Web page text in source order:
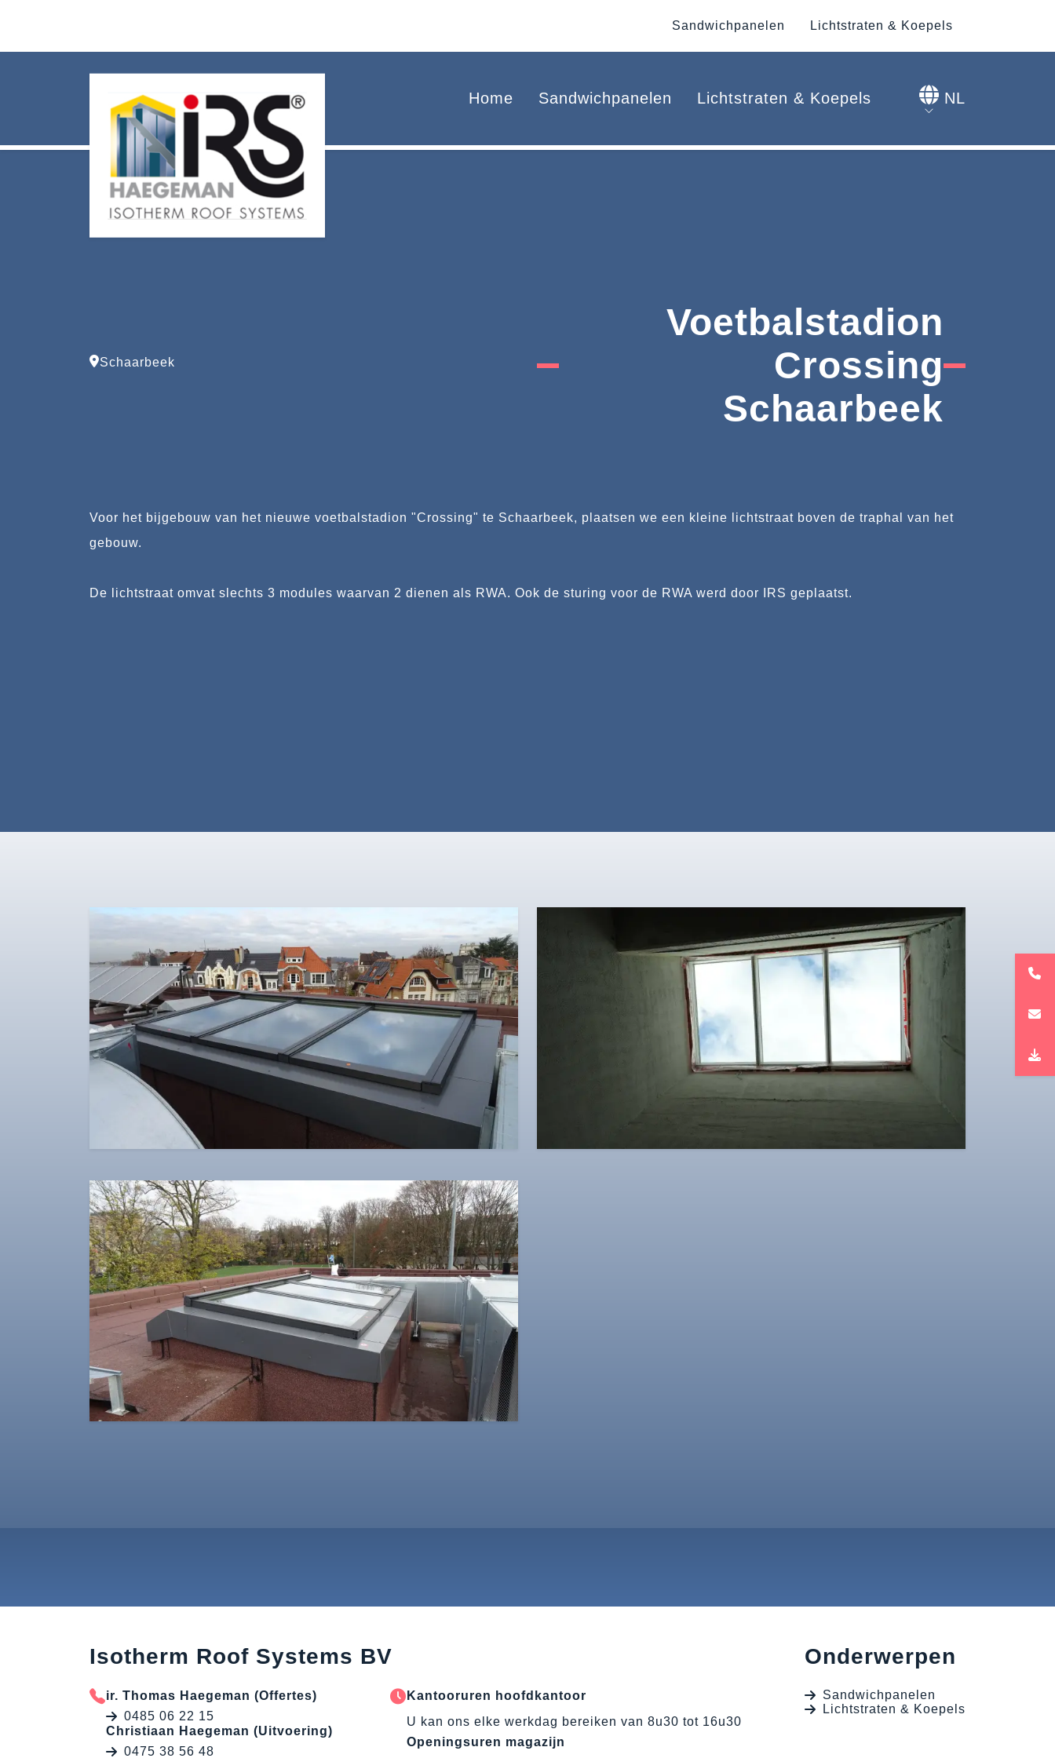
Sandwichpanelen Lichtstraten & Koepels
Home Sandwichpanelen Lichtstraten & Koepels NL
Schaarbeek
Voetbalstadion
Crossing
Schaarbeek
Voor het bijgebouw van het nieuwe voetbalstadion "Crossing" te Schaarbeek, plaatsen we een kleine lichtstraat boven de traphal van het
gebouw.
De lichtstraat omvat slechts 3 modules waarvan 2 dienen als RWA. Ook de sturing voor de RWA werd door IRS geplaatst.
Isotherm Roof Systems BV
ir. Thomas Haegeman (Offertes)
0485 06 22 15
Christiaan Haegeman (Uitvoering)
0475 38 56 48
Kantooruren hoofdkantoor
U kan ons elke werkdag bereiken van 8u30 tot 16u30
Openingsuren magazijn
Onderwerpen
Sandwichpanelen
Lichtstraten & Koepels